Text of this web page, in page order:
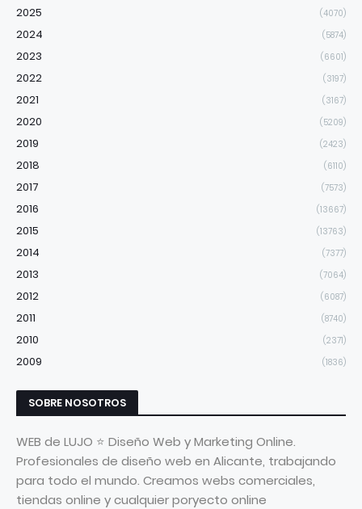
2025 (4070)
2024 (5874)
2023 (6601)
2022 (3197)
2021 (3167)
2020 (5209)
2019 (2423)
2018 (6110)
2017 (7573)
2016 (13667)
2015 (13763)
2014 (7377)
2013 (7064)
2012 (6087)
2011 (8740)
2010 (2371)
2009 (1836)
SOBRE NOSOTROS
WEB de LUJO ⭐ Diseño Web y Marketing Online.
Profesionales de diseño web en Alicante, trabajando
para todo el mundo. Creamos webs comerciales,
tiendas online y cualquier poryecto online